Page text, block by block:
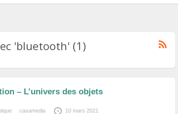
'bluetooth' (1)
– L’univers des objets
casamedia 10 mars 2021